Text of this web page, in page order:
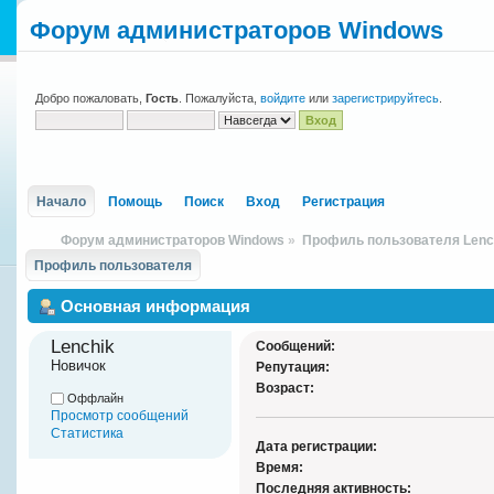
Форум администраторов Windows
Добро пожаловать, Гость . Пожалуйста, войдите или зарегистрируйтесь
Начало Помощь Поиск Вход Регистрация
Форум администраторов Windows »
Профиль пользователя
Профиль пользователя
Основная информация
Lenchik
Новичок
Оффлайн
Просмотр сообщений
Статистика
Сообщений:
Репутация:
Возраст:
Дата регистрации:
Время:
Последняя активность: